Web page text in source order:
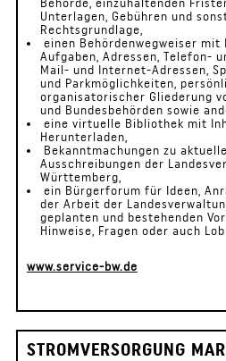
Unterlagen, Gebühren und
Rechtsgrundlage,
einen Behördenwegweiser
Aufgaben, Adressen, Telefon-
Mail- und Internet-Adressen,
und Parkmöglichkeiten,
organisatorischer Gliederung
und Bundesbehörden sowie
eine virtuelle Bibliothek mit
Herunterladen,
Bekanntmachungen zu
Ausschreibungen der
Württemberg,
ein Bürgerforum für Ideen,
der Arbeit der
geplanten und bestehenden
Hinweise, Fragen oder auch
www.service-bw.de
STROMVERSORGUNG